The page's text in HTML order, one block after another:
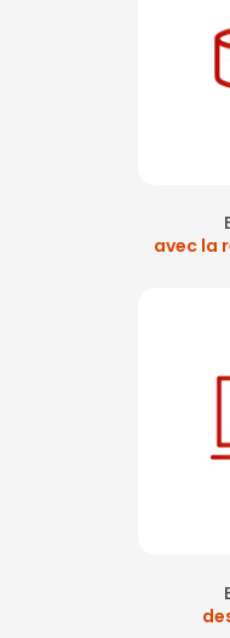
avec la